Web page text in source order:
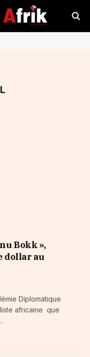
Bokk »,
dollar au
Diplomatique
africaine que